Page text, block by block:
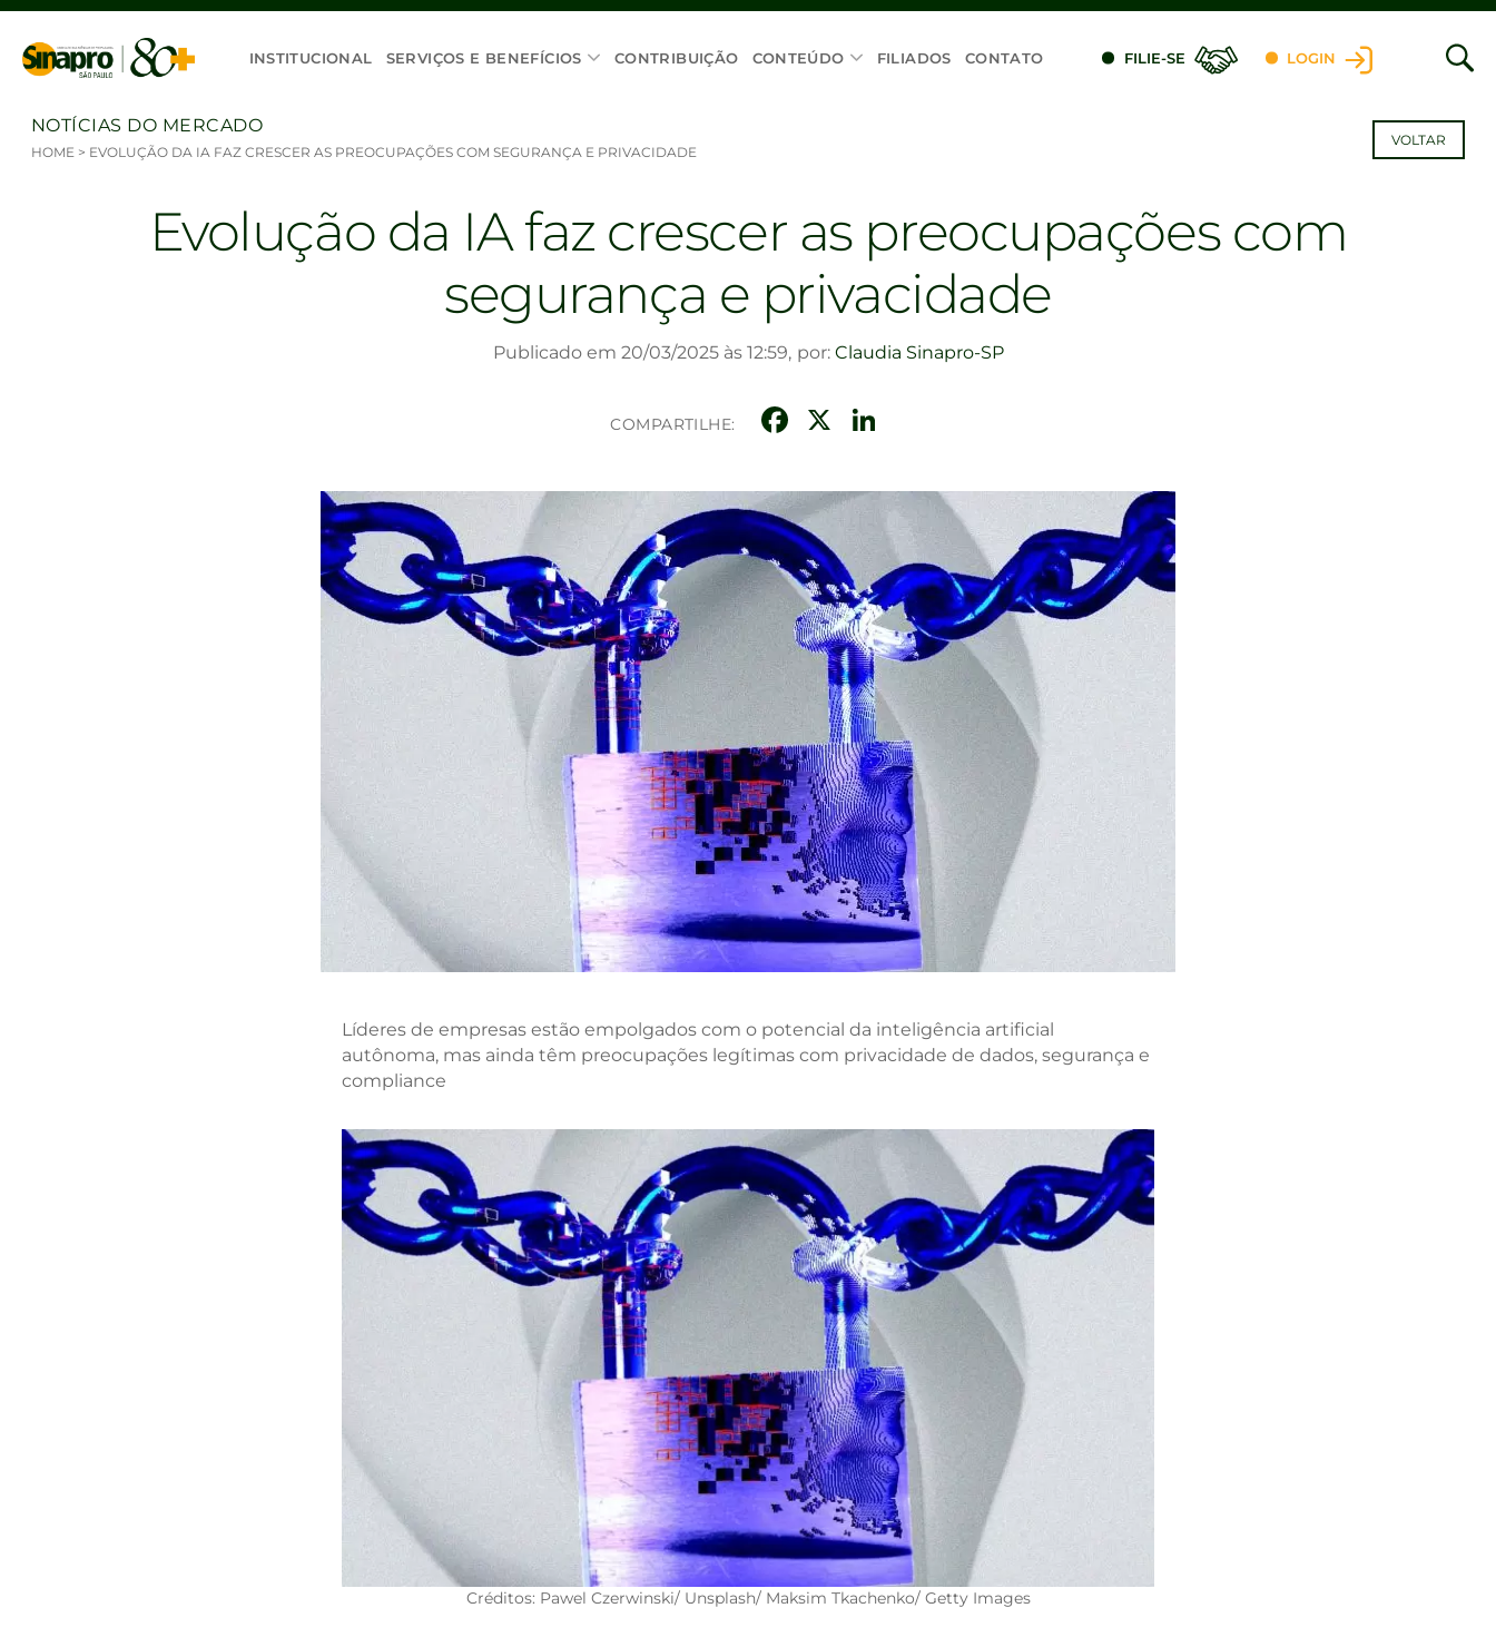
Ir para o conteúdo
INSTITUCIONAL SERVIÇOS E BENEFÍCIOS CONTRIBUIÇÃO CONTEÚDO FILIADOS CONTATO FILIE-SE LOGIN
NOTÍCIAS DO MERCADO
HOME > EVOLUÇÃO DA IA FAZ CRESCER AS PREOCUPAÇÕES COM SEGURANÇA E PRIVACIDADE
VOLTAR
Evolução da IA faz crescer as preocupações com
segurança e privacidade
Publicado em 20/03/2025 às 12:59, por: Claudia Sinapro-SP
COMPARTILHE: Facebook
X
Líderes de empresas estão empolgados com o potencial da inteligência artificial
autônoma, mas ainda têm preocupações legítimas com privacidade de dados, segurança e
compliance
Créditos: Pawel Czerwinski/ Unsplash/ Maksim Tkachenko/ Getty Images